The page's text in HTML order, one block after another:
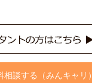
相談する（みんキャリ）